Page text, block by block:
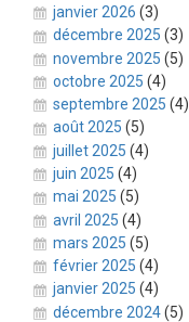
janvier 2026 (3)
décembre 2025 (3)
novembre 2025 (5)
octobre 2025 (4)
septembre 2025 (4)
août 2025 (5)
juillet 2025 (4)
juin 2025 (4)
mai 2025 (5)
avril 2025 (4)
mars 2025 (5)
février 2025 (4)
janvier 2025 (4)
décembre 2024(5)